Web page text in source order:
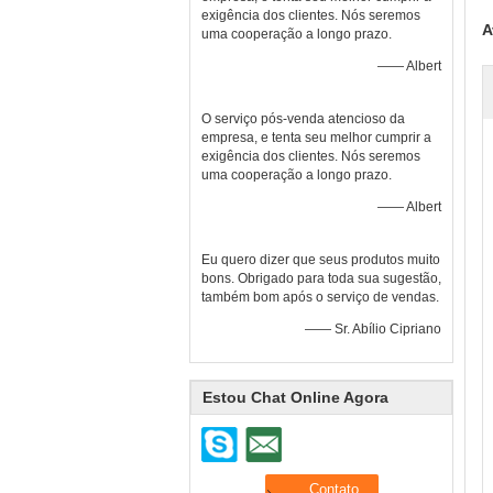
exigência dos clientes. Nós seremos
uma cooperação a longo prazo.
—— Albert
O serviço pós-venda atencioso da
empresa, e tenta seu melhor cumprir a
exigência dos clientes. Nós seremos
uma cooperação a longo prazo.
—— Albert
Eu quero dizer que seus produtos muito
bons. Obrigado para toda sua sugestão,
também bom após o serviço de vendas.
—— Sr. Abílio Cipriano
Estou Chat Online Agora